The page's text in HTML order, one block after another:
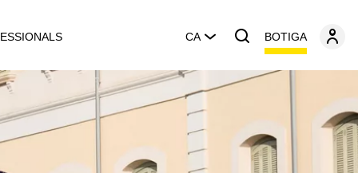
CA BOTIGA